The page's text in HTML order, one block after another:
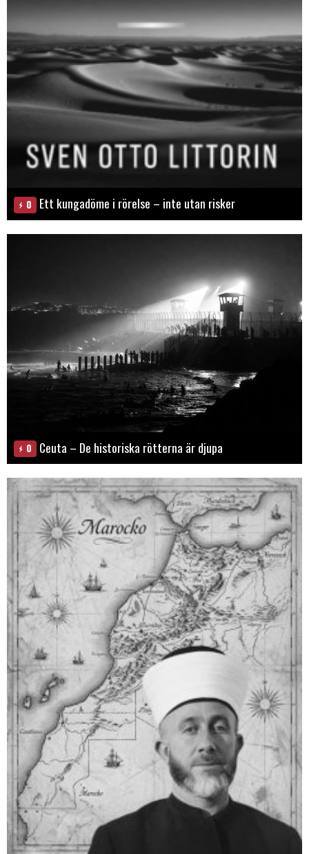
0 Ett kungadöme i rörelse – inte utan risker
0 Ceuta – De historiska rötterna är djupa